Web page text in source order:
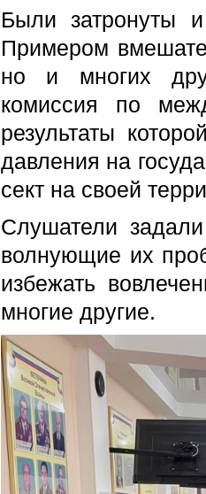
Были затронуты
Примером
но и многих
комиссия по
результаты
давления на
сект на своей
Слушатели
волнующие их
избежать
многие другие.